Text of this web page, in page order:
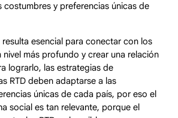
costumbres y preferencias únicas de
esencial para conectar con los
nivel más profundo y crear una relación
lograrlo, las estrategias de
RTD deben adaptarse a las
únicas de cada país, por eso el
social es tan relevante, porque el